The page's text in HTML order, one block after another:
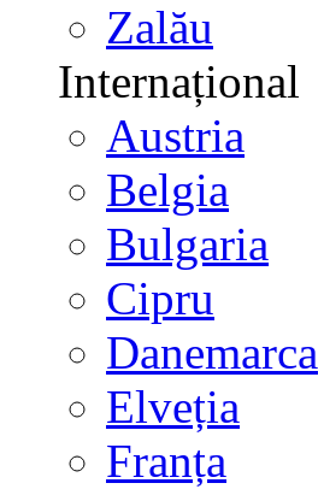
Zalău
Internațional
Austria
Belgia
Bulgaria
Cipru
Danemarca
Elveția
Franța